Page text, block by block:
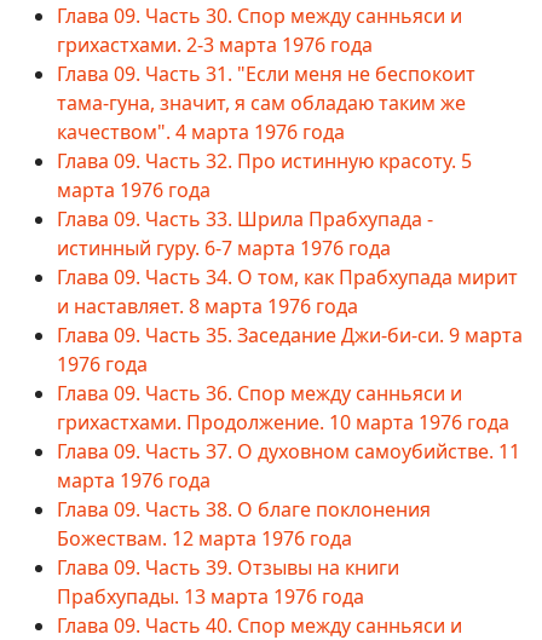
Глава 09. Часть 30. Спор между санньяси и
грихастхами. 2-3 марта 1976 года
Глава 09. Часть 31. "Если меня не беспокоит
тама-гуна, значит, я сам обладаю таким же
качеством". 4 марта 1976 года
Глава 09. Часть 32. Про истинную красоту. 5
марта 1976 года
Глава 09. Часть 33. Шрила Прабхупада -
истинный гуру. 6-7 марта 1976 года
Глава 09. Часть 34. О том, как Прабхупада мирит
и наставляет. 8 марта 1976 года
Глава 09. Часть 35. Заседание Джи-би-си. 9 марта
1976 года
Глава 09. Часть 36. Спор между санньяси и
грихастхами. Продолжение. 10 марта 1976 года
Глава 09. Часть 37. О духовном самоубийстве. 11
марта 1976 года
Глава 09. Часть 38. О благе поклонения
Божествам. 12 марта 1976 года
Глава 09. Часть 39. Отзывы на книги
Прабхупады. 13 марта 1976 года
Глава 09. Часть 40. Спор между санньяси и